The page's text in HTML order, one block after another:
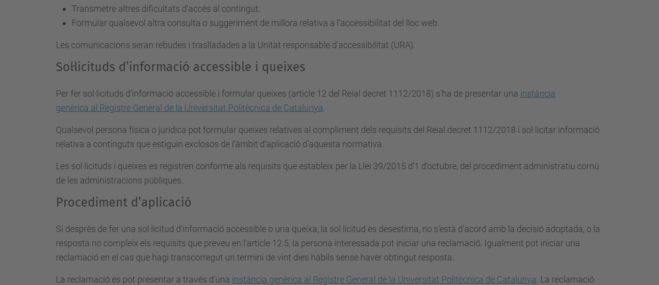
Transmetre altres dificultats d’accés al contingut.
Formular qualsevol altra consulta o suggeriment de millora relativa a l’accessibilitat del lloc web.
Les comunicacions seran rebudes i traslladades a la Unitat responsable d'accessibilitat (URA).
Sol·licituds d’informació accessible i queixes
Per fer sol·licituds d’informació accessible i formular queixes (article 12 del Reial decret 1112/2018) s'ha de presentar una instància
genèrica al Registre General de la Universitat Politècnica de Catalunya
Qualsevol persona física o jurídica pot formular queixes relatives al compliment dels requisits del Reial decret 1112/2018 i sol·licitar informació
relativa a continguts que estiguin exclosos de l’àmbit d’aplicació d’aquesta normativa.
Les sol·licituds i queixes es registren conforme als requisits que estableix per la Llei 39/2015 d’1 d’octubre, del procediment administratiu comú
de les administracions públiques.
Procediment d’aplicació
Si després de fer una sol·licitud d'informació accessible o una queixa, la sol·licitud es desestima, no s'està d'acord amb la decisió adoptada, o la
resposta no compleix els requisits que preveu en l'article 12.5, la persona interessada pot iniciar una reclamació. Igualment pot iniciar una
reclamació en el cas que hagi transcorregut un termini de vint dies hàbils sense haver obtingut resposta.
La reclamació es pot presentar a través d'una instància genèrica al Registre General de la Universitat Politècnica de Catalunya . La reclamació